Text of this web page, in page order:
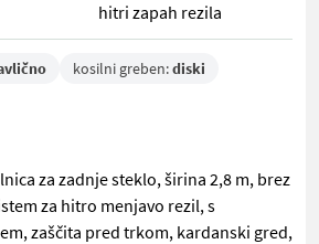
hitri zapah rezila
kosilni greben:diski
za zadnje steklo, širina 2,8 m, brez
za hitro menjavo rezil, s
zaščita pred trkom, kardanski gred,